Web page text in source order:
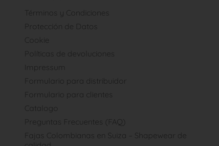
Términos y Condiciones
Protección de Datos
Cookie
Políticas de devoluciones
Impressum
Formulario para distribuidor
Formulario para clientes
Catalogo
Preguntas Frecuentes (FAQ)
Fajas Colombianas en Suiza – Shapewear de